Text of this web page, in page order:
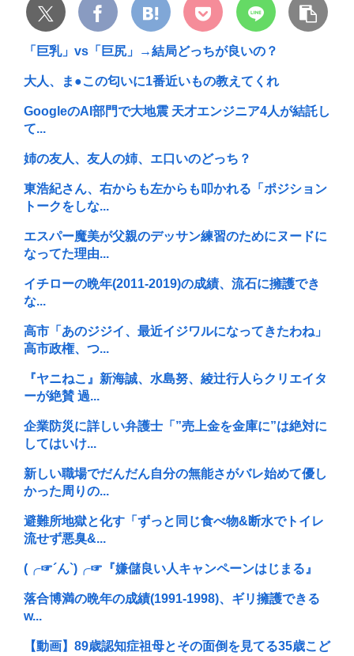
「巨乳」vs「巨尻」→結局どっちが良いの？
大人、ま●この匂いに1番近いもの教えてくれ
GoogleのAI部門で大地震 天才エンジニア4人が結託し
て...
姉の友人、友人の姉、エ口いのどっち？
東浩紀さん、右からも左からも叩かれる「ポジション
トークをしな...
エスパー魔美が父親のデッサン練習のためにヌードに
なってた理由...
イチローの晩年(2011-2019)の成績、流石に擁護でき
な...
高市「あのジジイ、最近イジワルになってきたわね」
高市政権、つ...
『ヤニねこ』新海誠、水島努、綾辻行人らクリエイタ
ーが絶賛 過...
企業防災に詳しい弁護士「”売上金を金庫に”は絶対に
してはいけ...
新しい職場でだんだん自分の無能さがバレ始めて優し
かった周りの...
避難所地獄と化す「ずっと同じ食べ物&断水でトイレ
流せず悪臭&...
(╭☞´ん`)╭☞『嫌儲良い人キャンペーンはじまる』
落合博満の晩年の成績(1991-1998)、ギリ擁護できる
w...
【動画】89歳認知症祖母とその面倒を見てる35歳こど